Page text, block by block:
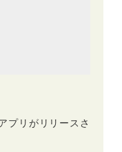
プリがリリースさ